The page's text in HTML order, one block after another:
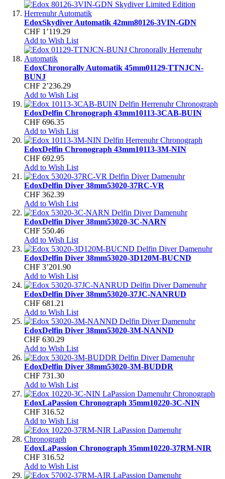
EdoxSkydiver Automatik 42mm80126-3VIN-GDN
CHF 1’119.29
Add to Wish List
EdoxChronorally Automatik 45mm01129-TTNJCN-
BUNJ
CHF 2’236.29
Add to Wish List
EdoxDelfin Chronograph 43mm10113-3CAB-BUIN
CHF 696.35
Add to Wish List
EdoxDelfin Chronograph 43mm10113-3M-NIN
CHF 692.95
Add to Wish List
EdoxDelfin Diver 38mm53020-37RC-VR
CHF 362.39
Add to Wish List
EdoxDelfin Diver 38mm53020-3C-NARN
CHF 550.46
Add to Wish List
EdoxDelfin Diver 38mm53020-3D120M-BUCND
CHF 3’201.90
Add to Wish List
EdoxDelfin Diver 38mm53020-37JC-NANRUD
CHF 681.21
Add to Wish List
EdoxDelfin Diver 38mm53020-3M-NANND
CHF 630.29
Add to Wish List
EdoxDelfin Diver 38mm53020-3M-BUDDR
CHF 731.30
Add to Wish List
EdoxLaPassion Chronograph 35mm10220-3C-NIN
CHF 316.52
Add to Wish List
EdoxLaPassion Chronograph 35mm10220-37RM-NIR
CHF 316.52
Add to Wish List